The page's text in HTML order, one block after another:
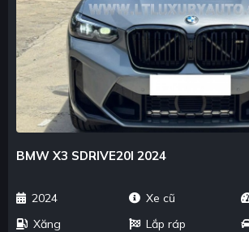
BMW X3 SDRIVE20I 2024
2024 Xe cũ
Xăng
Lắp ráp